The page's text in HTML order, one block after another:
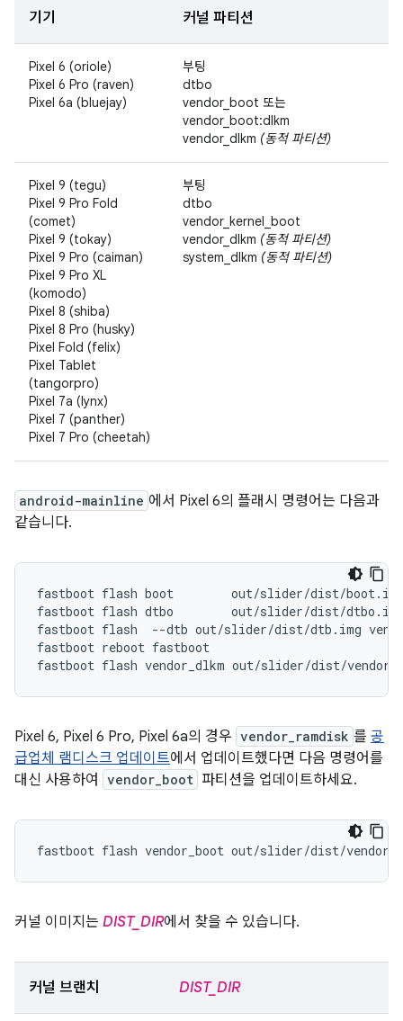
기기 커널 파티션
Pixel 6 (oriole)
Pixel 6 Pro (raven)
Pixel 6a (bluejay)
부팅
dtbo
vendor_boot 또는
vendor_boot:dlkm
vendor_dlkm (동적 파티션)
Pixel 9 (tegu)
Pixel 9 Pro Fold
(comet)
Pixel 9 (tokay)
Pixel 9 Pro (caiman)
Pixel 9 Pro XL
(komodo)
Pixel 8 (shiba)
Pixel 8 Pro (husky)
Pixel Fold (felix)
Pixel Tablet
(tangorpro)
Pixel 7a (lynx)
Pixel 7 (panther)
Pixel 7 Pro (cheetah)
부팅
dtbo
vendor_kernel_boot
vendor_dlkm (동적 파티션)
system_dlkm (동적 파티션)
android-mainline 에서 Pixel 6의 플래시 명령어는 다음과
같습니다.
fastboot flash boot        out/slider/dist/
fastboot flash dtbo        out/slider/dist/
fastboot flash  --dtb out/slider/dist/dtb.img
fastboot reboot fastboot
Pixel 6, Pixel 6 Pro, Pixel 6a의 경우 vendor_ramdisk 를 공
급업체 램디스크 업데이트에서 업데이트했다면 다음 명령어를
대신 사용하여
vendor_boot 파티션을 업데이트하세요.
커널 이미지는 DIST_DIR에서 찾을 수 있습니다.
커널 브랜치 DIST_DIR